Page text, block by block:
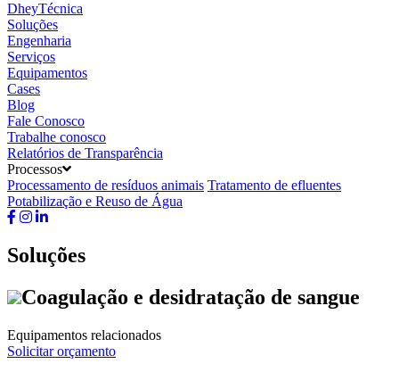
DheyTécnica
Soluções
Engenharia
Serviços
Equipamentos
Cases
Blog
Fale Conosco
Trabalhe conosco
Relatórios de Transparência
Processos
Processamento de resíduos animais Tratamento de efluentes
Potabilização e Reuso de Água
Soluções
Coagulação e desidratação de sangue
Equipamentos relacionados
Solicitar orçamento